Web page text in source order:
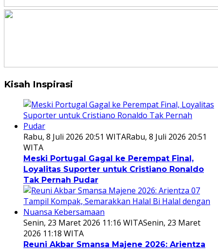
Kisah Inspirasi
Rabu, 8 Juli 2026 20:51 WITARabu, 8 Juli 2026 20:51
WITA
Meski Portugal Gagal ke Perempat Final,
Loyalitas Suporter untuk Cristiano Ronaldo
Tak Pernah Pudar
Senin, 23 Maret 2026 11:16 WITASenin, 23 Maret
2026 11:18 WITA
Reuni Akbar Smansa Majene 2026: Arientza